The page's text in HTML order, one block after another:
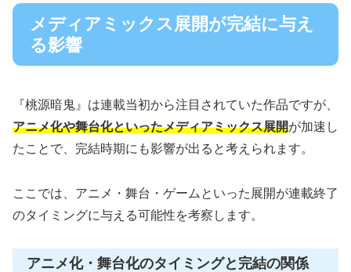
メディアミックス展開が完結に与え
る影響
『桃源暗鬼』は連載当初から注目されていた作品ですが、
アニメ化や舞台化といったメディアミックス展開が加速し
たことで、完結時期にも影響が出ると考えられます。
ここでは、アニメ・舞台・ゲームといった展開が連載終了
のタイミングに与える可能性を考察します。
アニメ化・舞台化のタイミングと完結の関係